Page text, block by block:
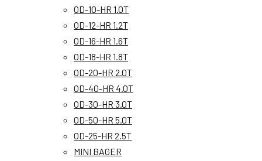
OD-10-HR 1.0T
OD-12-HR 1.2T
OD-16-HR 1.6T
OD-18-HR 1.8T
OD-20-HR 2.0T
OD-40-HR 4.0T
OD-30-HR 3.0T
OD-50-HR 5.0T
OD-25-HR 2.5T
MINI BAGER